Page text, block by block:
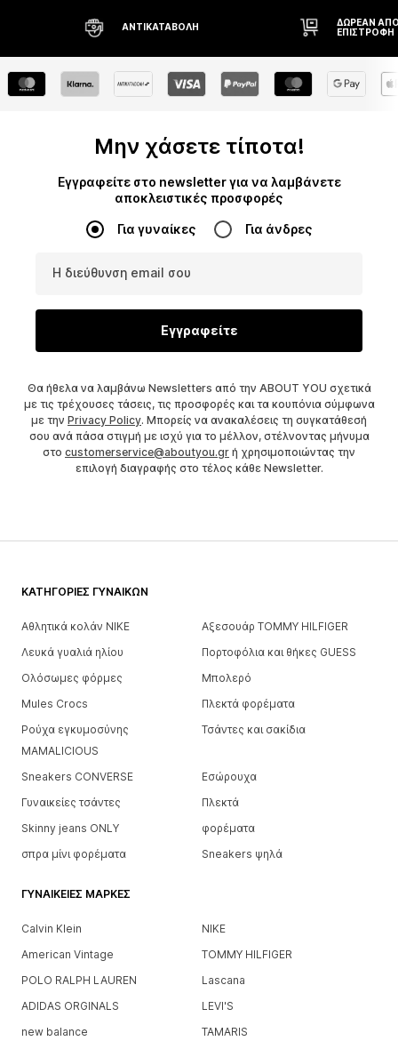
ΔΩΡΕΆΝ ΑΠΟΣΤΟΛΉ* ΚΑΙ
ΕΠΙΣΤΡΟΦΉ
ΔΙΚΑΊΩΜΑ
ΗΜΕΡΏΝ
Μην χάσετε τίποτα!
Εγγραφείτε στο newsletter για να λαμβάνετε
αποκλειστικές προσφορές
Για γυναίκες Για άνδρες
Η διεύθυνση email σου
Εγγραφείτε
Θα ήθελα να λαμβάνω Newsletters από την ABOUT YOU σχετικά
με τις τρέχουσες τάσεις, τις προσφορές και τα κουπόνια σύμφωνα
με την Privacy Policy. Μπορείς να ανακαλέσεις τη συγκατάθεσή
σου ανά πάσα στιγμή με ισχύ για το μέλλον, στέλνοντας μήνυμα
στο customerservice@aboutyou.gr ή χρησιμοποιώντας την
επιλογή διαγραφής στο τέλος κάθε Newsletter.
ΚΑΤΗΓΟΡΊΕΣ ΓΥΝΑΙΚΏΝ
Αθλητικά κολάν NIKE
Αξεσουάρ TOMMY HILFIGER
Λευκά γυαλιά ηλίου
Πορτοφόλια και θήκες GUESS
Ολόσωμες φόρμες
Μπολερό
Mules Crocs
Πλεκτά φορέματα
Ρούχα εγκυμοσύνης
MAMALICIOUS
Τσάντες και σακίδια
Sneakers CONVERSE
Εσώρουχα
Γυναικείες τσάντες
Πλεκτά
Skinny jeans ONLY
φορέματα
σπρα μίνι φορέματα
Sneakers ψηλά
ΓΥΝΑΙΚΕΊΕΣ ΜΆΡΚΕΣ
Calvin Klein
NIKE
American Vintage
TOMMY HILFIGER
POLO RALPH LAUREN
Lascana
ADIDAS ORGINALS
LEVI'S
new balance
TAMARIS